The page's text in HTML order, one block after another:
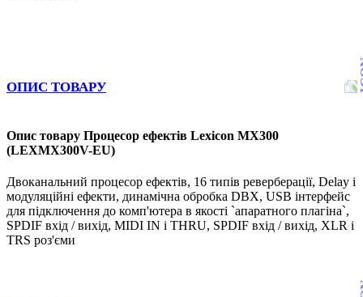
ОПИС ТОВАРУ
Опис товару Процесор ефектів Lexicon MX300
(LEXMX300V-EU)
Двоканальний процесор ефектів, 16 типів реверберації, Delay і
модуляційні ефекти, динамічна обробка DBX, USB інтерфейс
для підключення до комп'ютера в якості `апаратного плагіна`,
SPDIF вхід / вихід, MIDI IN і THRU, SPDIF вхід / вихід, XLR і
TRS роз'єми